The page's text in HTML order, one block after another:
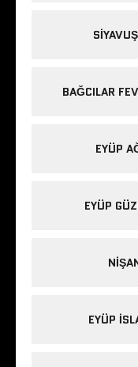
BAĞCILAR
EYÜP
EYÜP
EYÜP